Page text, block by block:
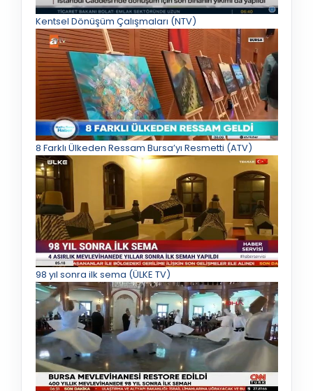
Kentsel Dönüşüm Çalışmaları (NTV)
8 Farklı Ülkeden Ressam Bursa’yı Resmetti (ATV)
98 yıl sonra ilk sema (ÜLKE TV)